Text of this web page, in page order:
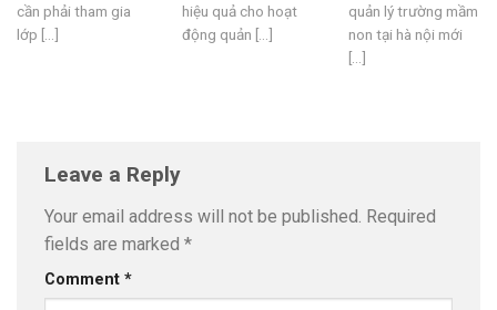
cần phải tham gia
lớp [...]
hiệu quả cho hoạt
động quản [...]
quản lý trường mầm
non tại hà nội mới
[...]
Leave a Reply
Your email address will not be published. Required
fields are marked *
Comment *